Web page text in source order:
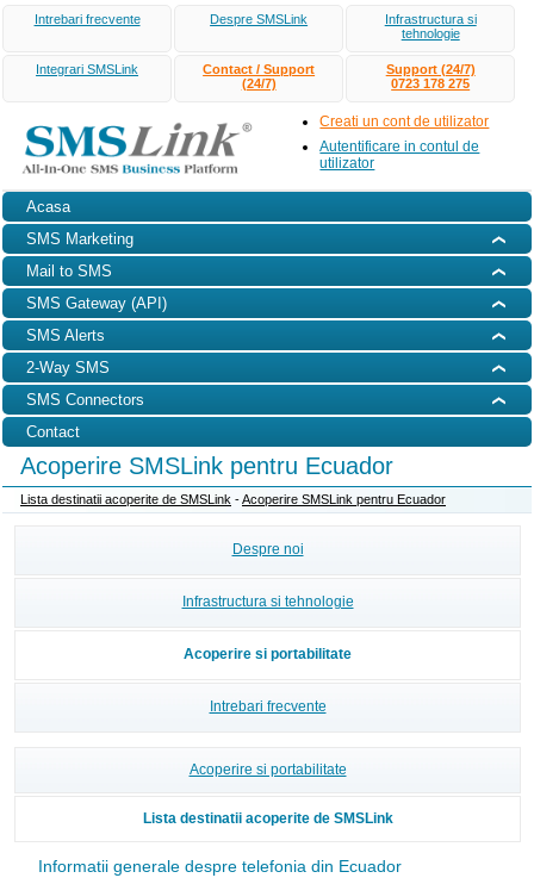
Intrebari frecvente Despre SMSLink
Infrastructura si
tehnologie
Integrari SMSLink
Contact / Support
(24/7)
Support (24/7)
0723 178 275
Creati un cont de utilizator
Autentificare in contul de
utilizator
Acasa
SMS Marketing
Mail to SMS
SMS Gateway (API)
SMS Alerts
2-Way SMS
SMS Connectors
Contact
Acoperire SMSLink pentru Ecuador
Lista destinatii acoperite de SMSLink -Acoperire SMSLink pentru Ecuador
Despre noi
Infrastructura si tehnologie
Acoperire si portabilitate
Intrebari frecvente
Acoperire si portabilitate
Lista destinatii acoperite de SMSLink
Informatii generale despre telefonia din Ecuador